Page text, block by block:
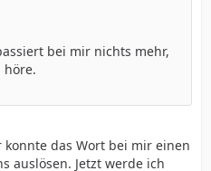
bei mir nichts mehr,
höre.
konnte das Wort bei mir einen
auslösen. Jetzt werde ich